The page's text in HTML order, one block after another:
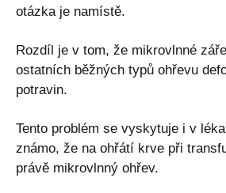
otázka je namístě.
Rozdíl je v tom, že mikrovlnné
ostatních běžných typů ohřevu
potravin.
Tento problém se vyskytuje i v
známo, že na ohřátí krve při
právě mikrovlnný ohřev.